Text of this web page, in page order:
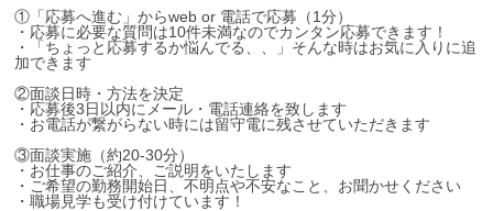
①「応募へ進む」からweb or 電話で応募（1分）
・応募に必要な質問は10件未満なのでカンタン応募できます！
・「ちょっと応募するか悩んでる、、」そんな時はお気に入りに追
加できます
②面談日時・方法を決定
・応募後3日以内にメール・電話連絡を致します
・お電話が繋がらない時には留守電に残させていただきます
③面談実施（約20-30分）
・お仕事のご紹介、ご説明をいたします
・ご希望の勤務開始日、不明点や不安なこと、お聞かせください
・職場見学も受け付けています！